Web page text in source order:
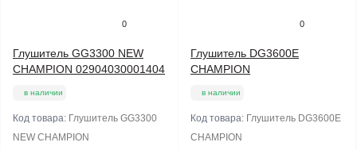
0
Глушитель GG3300 NEW
CHAMPION 02904030001404
в наличии
Код товара: Глушитель GG3300
NEW CHAMPION
0
Глушитель DG3600E
CHAMPION
в наличии
Код товара: Глушитель DG3600E
CHAMPION